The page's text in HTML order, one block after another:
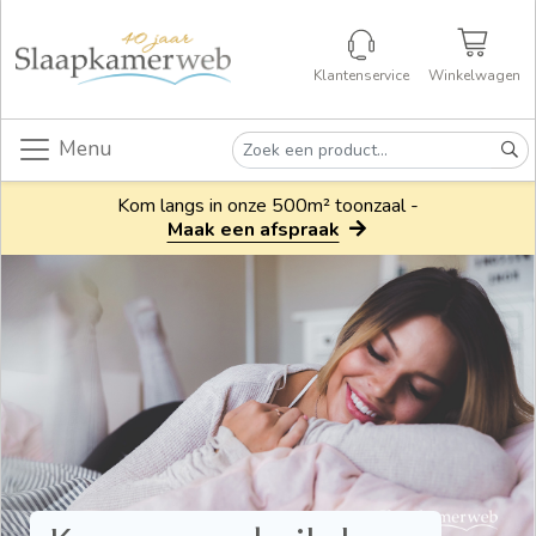
Klantenservice Winkelwagen
Menu
Kom langs in onze 500m² toonzaal -
Maak een afspraak